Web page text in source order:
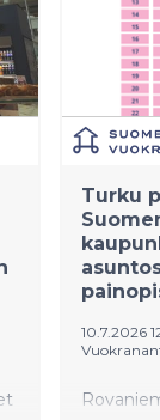
nousua
jatkuu
Suomen
Eemeli
Turku
10.7.2026